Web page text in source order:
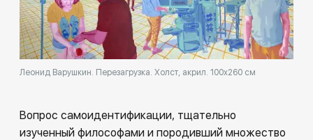
Леонид Варушкин. Перезагрузка. Холст, акрил. 100х260 см
Вопрос самоидентификации, тщательно
изученный философами и породивший множество